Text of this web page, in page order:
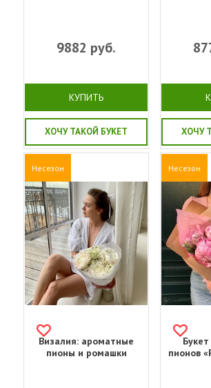
9882 руб.
КУПИТЬ
ХОЧУ ТАКОЙ БУКЕТ ХОЧУ
Несезон
Визалия: ароматные
пионы и ромашки
Несезон
пионов